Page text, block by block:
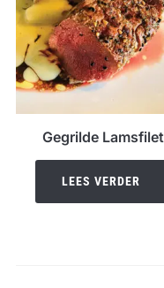
Gegrilde Lamsfilet
LEES VERDER